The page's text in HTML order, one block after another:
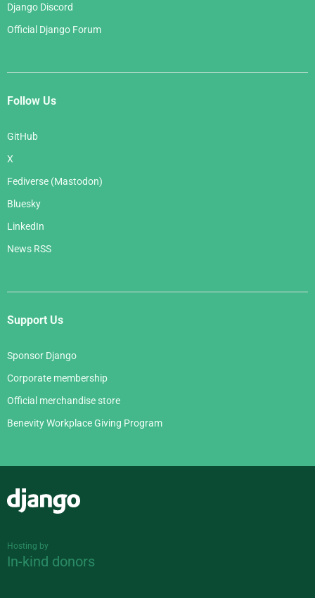
Django Discord
Official Django Forum
Follow Us
GitHub
X
Fediverse (Mastodon)
Bluesky
LinkedIn
News RSS
Support Us
Sponsor Django
Corporate membership
Official merchandise store
Benevity Workplace Giving Program
Hosting by
In-kind donors